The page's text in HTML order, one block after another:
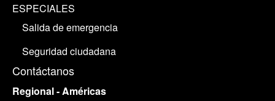
ESPECIALES
Salida de emergencia
Seguridad ciudadana
Contáctanos
Regional - Américas